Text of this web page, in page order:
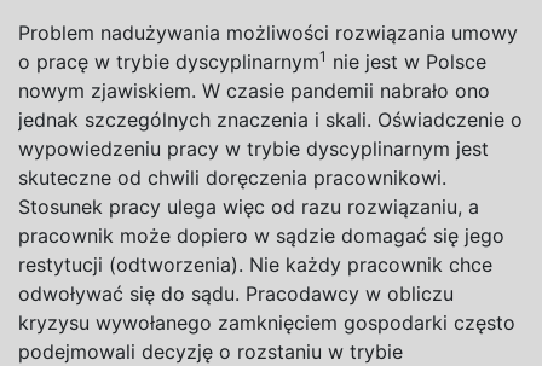
Problem nadużywania możliwości rozwiązania umowy
o pracę w trybie dyscyplinarnym1 nie jest w Polsce
nowym zjawiskiem. W czasie pandemii nabrało ono
jednak szczególnych znaczenia i skali. Oświadczenie o
wypowiedzeniu pracy w trybie dyscyplinarnym jest
skuteczne od chwili doręczenia pracownikowi.
Stosunek pracy ulega więc od razu rozwiązaniu, a
pracownik może dopiero w sądzie domagać się jego
restytucji (odtworzenia). Nie każdy pracownik chce
odwoływać się do sądu. Pracodawcy w obliczu
kryzysu wywołanego zamknięciem gospodarki często
podejmowali decyzję o rozstaniu w trybie